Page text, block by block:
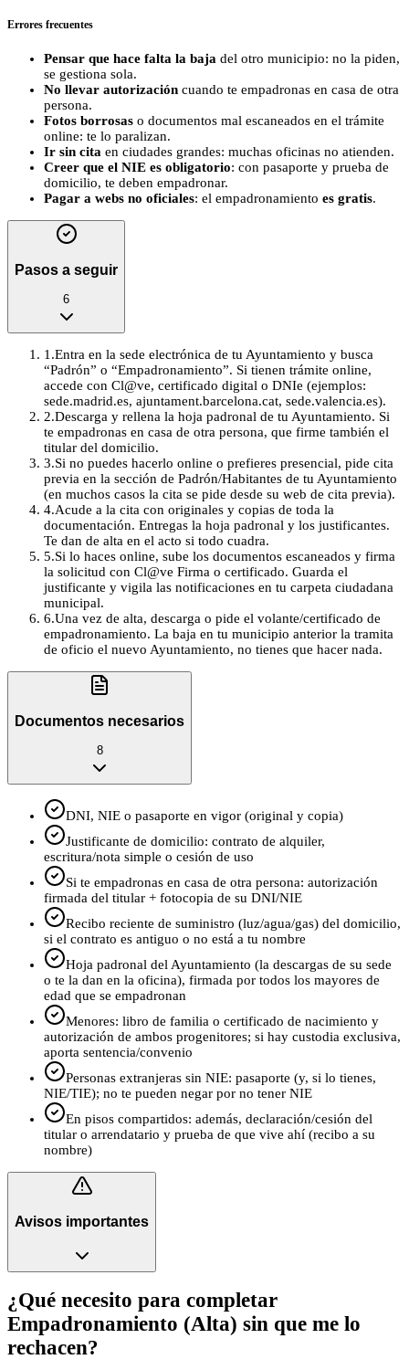
Errores frecuentes
Pensar que hace falta la baja del otro municipio: no la piden,
se gestiona sola.
No llevar autorización cuando te empadronas en casa de otra
persona.
Fotos borrosas o documentos mal escaneados en el trámite
online: te lo paralizan.
Ir sin cita en ciudades grandes: muchas oficinas no atienden.
Creer que el NIE es obligatorio: con pasaporte y prueba de
domicilio, te deben empadronar.
Pagar a webs no oficiales: el empadronamiento es gratis.
Pasos a seguir
6
1 .Entra en la sede electrónica de tu Ayuntamiento y busca
“Padrón” o “Empadronamiento”. Si tienen trámite online,
accede con Cl@ve, certificado digital o DNIe (ejemplos:
sede.madrid.es, ajuntament.barcelona.cat, sede.valencia.es).
2.Descarga y rellena la hoja padronal de tu Ayuntamiento. Si
te empadronas en casa de otra persona, que firme también el
titular del domicilio.
3.Si no puedes hacerlo online o prefieres presencial, pide cita
previa en la sección de Padrón/Habitantes de tu Ayuntamiento
(en muchos casos la cita se pide desde su web de cita previa).
4.Acude a la cita con originales y copias de toda la
documentación. Entregas la hoja padronal y los justificantes.
Te dan de alta en el acto si todo cuadra.
5.Si lo haces online, sube los documentos escaneados y firma
la solicitud con Cl@ve Firma o certificado. Guarda el
justificante y vigila las notificaciones en tu carpeta ciudadana
municipal.
6.Una vez de alta, descarga o pide el volante/certificado de
empadronamiento. La baja en tu municipio anterior la tramita
de oficio el nuevo Ayuntamiento, no tienes que hacer nada.
Documentos necesarios
8
DNI, NIE o pasaporte en vigor (original y copia)
Justificante de domicilio: contrato de alquiler,
escritura/nota simple o cesión de uso
Si te empadronas en casa de otra persona: autorización
firmada del titular + fotocopia de su DNI/NIE
Recibo reciente de suministro (luz/agua/gas) del domicilio,
si el contrato es antiguo o no está a tu nombre
Hoja padronal del Ayuntamiento (la descargas de su sede
o te la dan en la oficina), firmada por todos los mayores de
edad que se empadronan
Menores: libro de familia o certificado de nacimiento y
autorización de ambos progenitores; si hay custodia exclusiva,
aporta sentencia/convenio
Personas extranjeras sin NIE: pasaporte (y, si lo tienes,
NIE/TIE); no te pueden negar por no tener NIE
En pisos compartidos: además, declaración/cesión del
titular o arrendatario y prueba de que vive ahí (recibo a su
nombre)
Avisos importantes
¿Qué necesito para completar
Empadronamiento (Alta) sin que me lo
rechacen?